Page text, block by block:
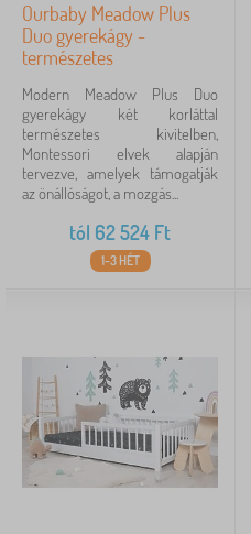
Ourbaby Meadow Plus
Duo gyerekágy -
természetes
Modern Meadow Plus Duo
gyerekágy két korláttal
természetes kivitelben,
Montessori elvek alapján
tervezve, amelyek támogatják
az önállóságot, a mozgás...
tól 62 524 Ft
1-3 HÉT